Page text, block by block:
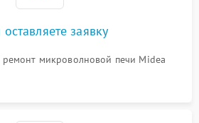
заявку
ремонт микроволновой печи Midea